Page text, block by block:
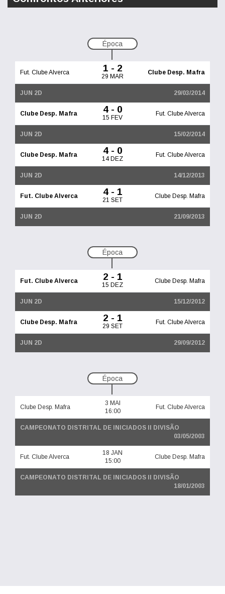
Época
Fut. Clube Alverca 1 - 2
29 MAR
Clube Desp. Mafra
JUN 2D 29/03/2014
Clube Desp. Mafra 4 - 0
15 FEV
Fut. Clube Alverca
JUN 2D 15/02/2014
Clube Desp. Mafra 4 - 0
14 DEZ
Fut. Clube Alverca
JUN 2D 14/12/2013
Fut. Clube Alverca 4 - 1
21 SET
Clube Desp. Mafra
JUN 2D 21/09/2013
Época
Fut. Clube Alverca 2 - 1
15 DEZ
Clube Desp. Mafra
JUN 2D 15/12/2012
Clube Desp. Mafra 2 - 1
29 SET
Fut. Clube Alverca
JUN 2D 29/09/2012
Época
Clube Desp. Mafra
3 MAI
16:00
Fut. Clube Alverca
CAMPEONATO DISTRITAL DE INICIADOS II DIVISÃO
03/05/2003
Fut. Clube Alverca
18 JAN
15:00
Clube Desp. Mafra
CAMPEONATO DISTRITAL DE INICIADOS II DIVISÃO
18/01/2003